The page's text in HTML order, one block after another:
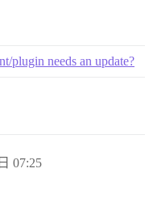
plugin needs an update?
07:25